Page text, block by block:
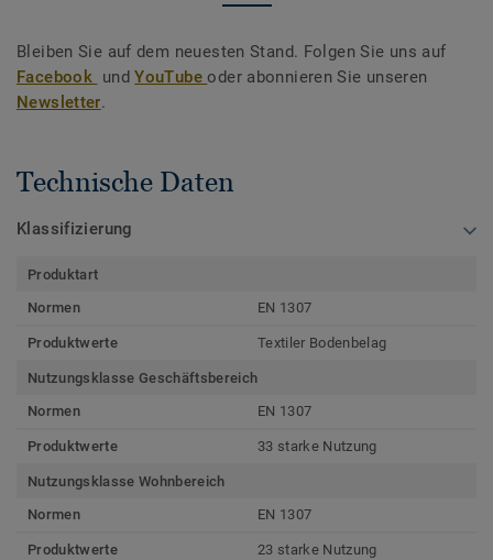
Bleiben Sie auf dem neuesten Stand. Folgen Sie uns auf
Facebook undYouTubeoder abonnieren Sie unseren
Newsletter.
Technische Daten
Klassifizierung
Produktart
Normen
EN 1307
Produktwerte Textiler Bodenbelag
Nutzungsklasse Geschäftsbereich
Normen
EN 1307
Produktwerte 33 starke Nutzung
Nutzungsklasse Wohnbereich
Normen
EN 1307
Produktwerte 23 starke Nutzung